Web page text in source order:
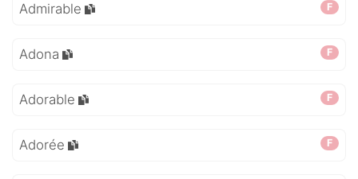
F
Admirable
F
Adona
F
Adorable
F
Adorée